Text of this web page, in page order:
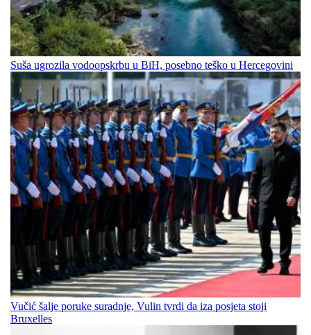
Suša ugrozila vodoopskrbu u BiH, posebno teško u Hercegovini
Vučić šalje poruke suradnje, Vulin tvrdi da iza posjeta stoji
Bruxelles